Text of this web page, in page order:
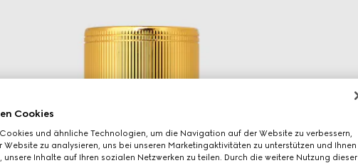
Cookies
und ähnliche Technologien, um die Navigation auf der Website zu verbessern,
Website zu analysieren, uns bei unseren Marketingaktivitäten zu unterstützen und Ihnen
unsere Inhalte auf Ihren sozialen Netzwerken zu teilen. Durch die weitere Nutzung dieser